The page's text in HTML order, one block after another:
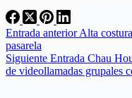
Entrada anteriorAlta
pasarela
Siguiente Entrada Chau
de videollamadas grupales